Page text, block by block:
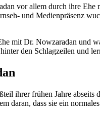
vor allem durch ihre
und Medienpräsenz
mit Dr. Nowzaradan und
den Schlagzeilen und
ihrer frühen Jahre
dass sie ein